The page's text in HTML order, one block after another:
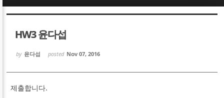
HW3 윤다섭
by 윤다섭 posted Nov 07, 2016
제출합니다.
Sketchbook5, 스케치북5
Sketchbook5, 스케치북5